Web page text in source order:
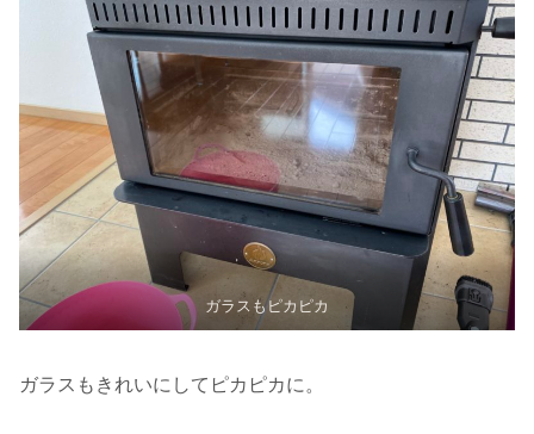
ガラスもピカピカ
ガラスもきれいにしてピカピカに。